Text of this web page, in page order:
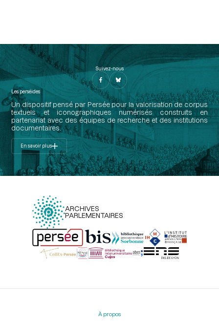
Suivez-nous
Les perséides
Un dispositif pensé par Persée pour la valorisation de corpus
textuels et iconographiques numérisés construits en
partenariat avec des équipes de recherche et des institutions
documentaires.
En savoir plus
ARCHIVES
PARLEMENTAIRES
Menu
À propos